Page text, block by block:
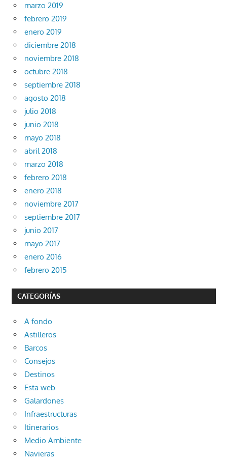
marzo 2019
febrero 2019
enero 2019
diciembre 2018
noviembre 2018
octubre 2018
septiembre 2018
agosto 2018
julio 2018
junio 2018
mayo 2018
abril 2018
marzo 2018
febrero 2018
enero 2018
noviembre 2017
septiembre 2017
junio 2017
mayo 2017
enero 2016
febrero 2015
CATEGORÍAS
A fondo
Astilleros
Barcos
Consejos
Destinos
Esta web
Galardones
Infraestructuras
Itinerarios
Medio Ambiente
Navieras